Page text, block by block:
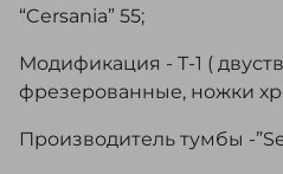
“Cersania” 55;
Модификация - Т-1 (
фрезерованные, ножки
Производитель тумбы -